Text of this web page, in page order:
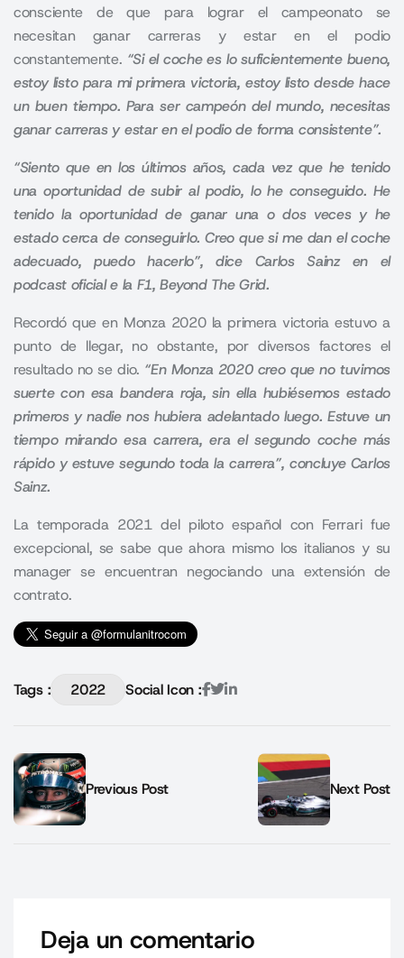
consciente de que para lograr el campeonato se
necesitan ganar carreras y estar en el podio
constantemente. “Si el coche es lo suficientemente bueno,
estoy listo para mi primera victoria, estoy listo desde hace
un buen tiempo. Para ser campeón del mundo, necesitas
ganar carreras y estar en el podio de forma consistente”.
“Siento que en los últimos años, cada vez que he tenido
una oportunidad de subir al podio, lo he conseguido. He
tenido la oportunidad de ganar una o dos veces y he
estado cerca de conseguirlo. Creo que si me dan el coche
adecuado, puedo hacerlo”, dice Carlos Sainz en el
podcast oficial e la F1, Beyond The Grid.
Recordó que en Monza2020 la primera victoria estuvo a
punto de llegar, no obstante, por diversos factores el
resultado no se dio. “En Monza 2020 creo que no tuvimos
suerte con esa bandera roja, sin ella hubiésemos estado
primeros y nadie nos hubiera adelantado luego. Estuve un
tiempo mirando esa carrera, era el segundo coche más
rápido y estuve segundo toda la carrera”, concluye Carlos
Sainz.
La temporada 2021 del piloto español con Ferrari fue
excepcional, se sabe que ahora mismo los italianos y su
manager se encuentran negociando una extensión de
contrato.
Tags : 2022 Social Icon :
Previous Post Next Post
Deja un comentario